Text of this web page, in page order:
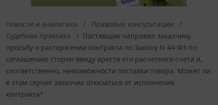
Новости и аналитика
Правовые консультации
Судебная практика
Поставщик направил заказчику
просьбу о расторжении контракта по Закону N 44-ФЗ по
соглашению сторон ввиду ареста его расчетного счета и,
соответственно, невозможности поставки товара. Может ли
в этом случае заказчик отказаться от исполнения
контракта?